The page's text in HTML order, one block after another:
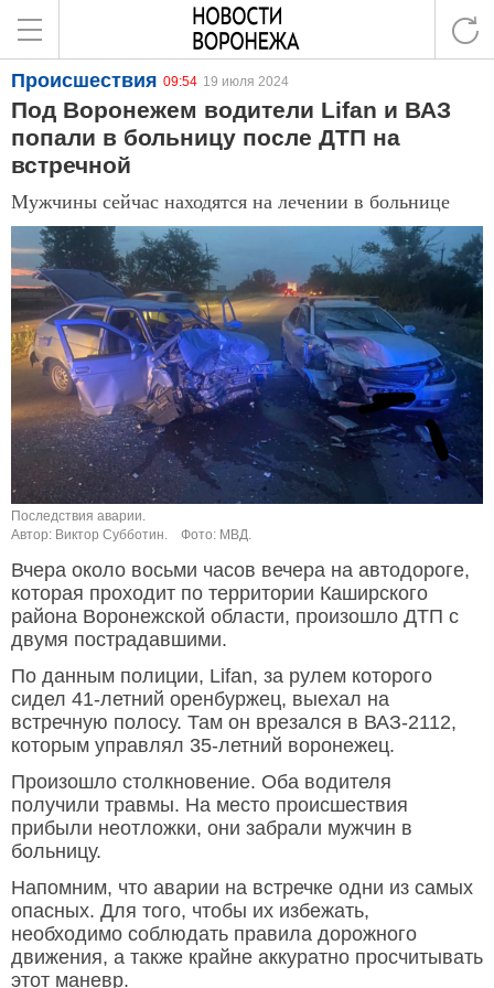
Происшествия 09:54 19 июля 2024
Под Воронежем водители Lifan и ВАЗ
попали в больницу после ДТП на
встречной
Мужчины сейчас находятся на лечении в больнице
Последствия аварии.
Автор: Виктор Субботин.
Фото: МВД.
Вчера около восьми часов вечера на автодороге,
которая проходит по территории Каширского
района Воронежской области, произошло ДТП с
двумя пострадавшими.
По данным полиции, Lifan, за рулем которого
сидел 41-летний оренбуржец, выехал на
встречную полосу. Там он врезался в ВАЗ-2112,
которым управлял 35-летний воронежец.
Произошло столкновение. Оба водителя
получили травмы. На место происшествия
прибыли неотложки, они забрали мужчин в
больницу.
Напомним, что аварии на встречке одни из самых
опасных. Для того, чтобы их избежать,
необходимо соблюдать правила дорожного
движения, а также крайне аккуратно просчитывать
этот маневр.